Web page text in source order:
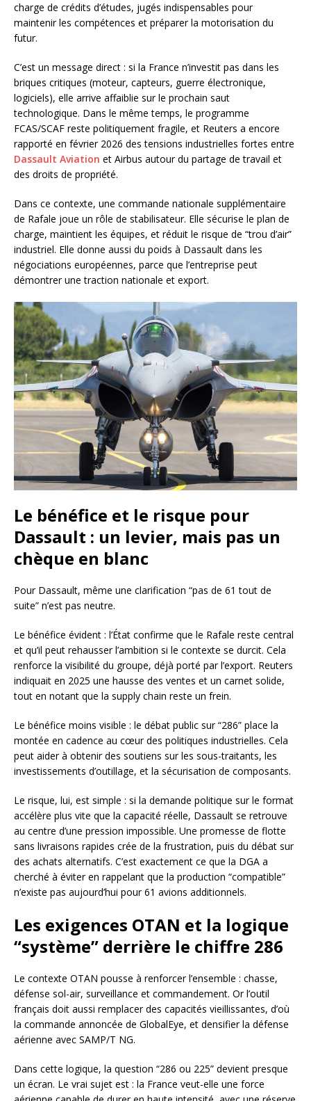
charge de crédits d’études, jugés indispensables pour
maintenir les compétences et préparer la motorisation du
futur.
C’est un message direct : si la France n’investit pas dans les
briques critiques (moteur, capteurs, guerre électronique,
logiciels), elle arrive affaiblie sur le prochain saut
technologique. Dans le même temps, le programme
FCAS/SCAF reste politiquement fragile, et Reuters a encore
rapporté en février 2026 des tensions industrielles fortes entre
Dassault Aviation et Airbus autour du partage de travail et
des droits de propriété.
Dans ce contexte, une commande nationale supplémentaire
de Rafale joue un rôle de stabilisateur. Elle sécurise le plan de
charge, maintient les équipes, et réduit le risque de “trou d’air”
industriel. Elle donne aussi du poids à Dassault dans les
négociations européennes, parce que l’entreprise peut
démontrer une traction nationale et export.
Le bénéfice et le risque pour
Dassault : un levier, mais pas un
chèque en blanc
Pour Dassault, même une clarification “pas de 61 tout de
suite” n’est pas neutre.
Le bénéfice évident : l’État confirme que le Rafale reste central
et qu’il peut rehausser l’ambition si le contexte se durcit. Cela
renforce la visibilité du groupe, déjà porté par l’export. Reuters
indiquait en 2025 une hausse des ventes et un carnet solide,
tout en notant que la supply chain reste un frein.
Le bénéfice moins visible : le débat public sur “286” place la
montée en cadence au cœur des politiques industrielles. Cela
peut aider à obtenir des soutiens sur les sous-traitants, les
investissements d’outillage, et la sécurisation de composants.
Le risque, lui, est simple : si la demande politique sur le format
accélère plus vite que la capacité réelle, Dassault se retrouve
au centre d’une pression impossible. Une promesse de flotte
sans livraisons rapides crée de la frustration, puis du débat sur
des achats alternatifs. C’est exactement ce que la DGA a
cherché à éviter en rappelant que la production “compatible”
n’existe pas aujourd’hui pour 61 avions additionnels.
Les exigences OTAN et la logique
“système” derrière le chiffre 286
Le contexte OTAN pousse à renforcer l’ensemble : chasse,
défense sol-air, surveillance et commandement. Or l’outil
français doit aussi remplacer des capacités vieillissantes, d’où
la commande annoncée de GlobalEye, et densifier la défense
aérienne avec SAMP/T NG.
Dans cette logique, la question “286 ou 225” devient presque
un écran. Le vrai sujet est : la France veut-elle une force